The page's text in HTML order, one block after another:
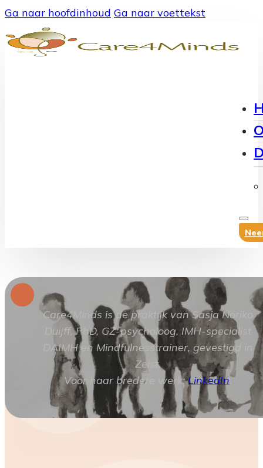
Ga naar hoofdinhoud Ga naar voettekst
Care4Minds is de praktijk van Sasja Noriko
Duijff, PhD, GZ-psycholoog, IMH-specialist
DAIMH en Mindfulnesstrainer, gevestigd in
Zeist.
Voor haar bredere werk:LinkedIn.